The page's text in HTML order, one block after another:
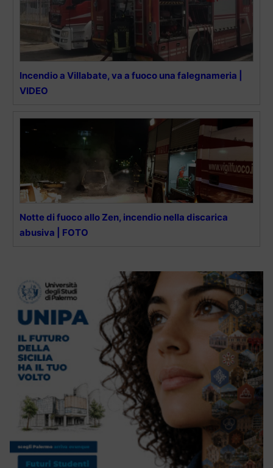
Incendio a Villabate, va a fuoco una falegnameria |
VIDEO
Notte di fuoco allo Zen, incendio nella discarica
abusiva | FOTO